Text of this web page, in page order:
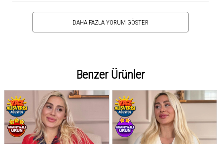
DAHA FAZLA YORUM GÖSTER
Benzer Ürünler